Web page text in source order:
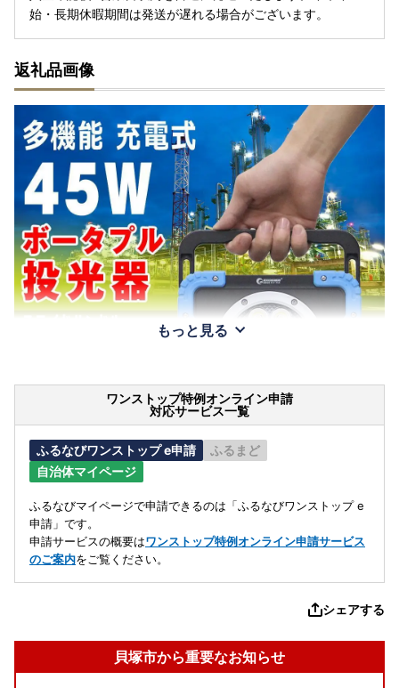
始・長期休暇期間は発送が遅れる場合がございます。
返礼品画像
もっと見る
ワンストップ特例オンライン申請
対応サービス一覧
ふるなびワンストップ e申請
ふるまど
自治体マイページ
ふるなびマイページで申請できるのは「ふるなびワンストップ e
申請」です。
申請サービスの概要はワンストップ特例オンライン申請サービス
のご案内をご覧ください。
シェアする
貝塚市から重要なお知らせ